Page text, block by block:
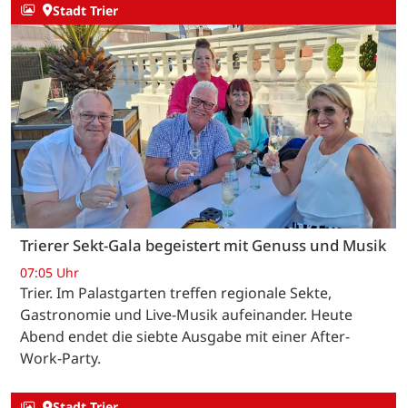
Stadt Trier
Trierer Sekt-Gala begeistert mit Genuss und Musik
07:05 Uhr
Trier. Im Palastgarten treffen regionale Sekte,
Gastronomie und Live-Musik aufeinander. Heute
Abend endet die siebte Ausgabe mit einer After-
Work-Party.